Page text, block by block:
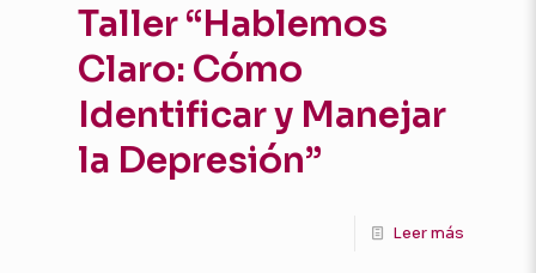
Taller “Hablemos
Claro: Cómo
Identificar y Manejar
la Depresión”
Leer más